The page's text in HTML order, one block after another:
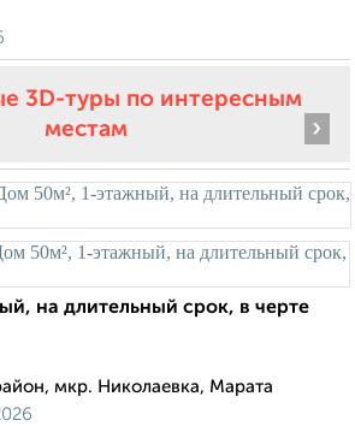
3D-туры по интересным
местам
›
на длительный срок, в черте
мкр. Николаевка, Марата